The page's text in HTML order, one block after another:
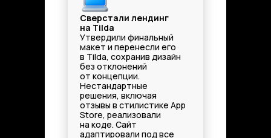
Сверстали лендинг
на Tilda
Утвердили финальный
макет и перенесли его
в Tilda, сохранив дизайн
без отклонений
от концепции.
Нестандартные
решения, включая
отзывы в стилистике App
Store, реализовали
на коде. Сайт
адаптировали под все